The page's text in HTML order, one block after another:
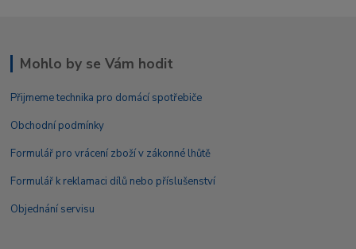
Mohlo by se Vám hodit
Přijmeme technika pro domácí spotřebiče
Obchodní podmínky
Formulář pro vrácení zboží v zákonné lhůtě
Formulář k reklamaci dílů nebo příslušenství
Objednání servisu